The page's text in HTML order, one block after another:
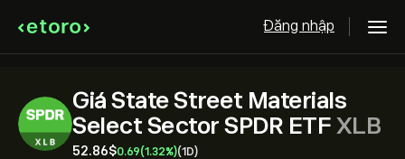
Đăng nhập
Giá State Street Materials
Select Sector SPDR ETF XLB
52.86‎$‎0.69(1.32%)(1D)